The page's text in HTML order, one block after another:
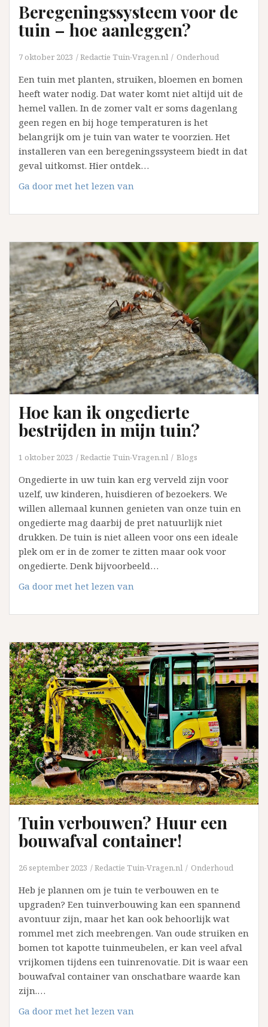
Beregeningssysteem voor de
tuin – hoe aanleggen?
7 oktober 2023 Redactie Tuin-Vragen.nl Onderhoud
Een tuin met planten, struiken, bloemen en bomen
heeft water nodig. Dat water komt niet altijd uit de
hemel vallen. In de zomer valt er soms dagenlang
geen regen en bij hoge temperaturen is het
belangrijk om je tuin van water te voorzien. Het
installeren van een beregeningssysteem biedt in dat
geval uitkomst. Hier ontdek…
Ga door met het lezen van
de
–
hoe
aanleggen?
Hoe kan ik ongedierte
bestrijden in mijn tuin?
1 oktober 2023 Redactie Tuin-Vragen.nl Blogs
Ongedierte in uw tuin kan erg verveld zijn voor
uzelf, uw kinderen, huisdieren of bezoekers. We
willen allemaal kunnen genieten van onze tuin en
ongedierte mag daarbij de pret natuurlijk niet
drukken. De tuin is niet alleen voor ons een ideale
plek om er in de zomer te zitten maar ook voor
ongedierte. Denk bijvoorbeeld…
Ga door met het lezen van
ik
bestrijden
in
mijn
tuin?
Tuin verbouwen? Huur een
bouwafval container!
26 september 2023 Redactie Tuin-Vragen.nl Onderhoud
Heb je plannen om je tuin te verbouwen en te
upgraden? Een tuinverbouwing kan een spannend
avontuur zijn, maar het kan ook behoorlijk wat
rommel met zich meebrengen. Van oude struiken en
bomen tot kapotte tuinmeubelen, er kan veel afval
vrijkomen tijdens een tuinrenovatie. Dit is waar een
bouwafval container van onschatbare waarde kan
zijn.…
Ga door met het lezen van